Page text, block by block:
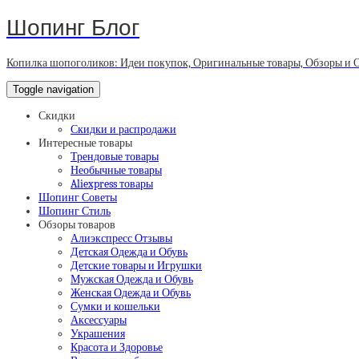
Шопинг Блог
Копилка шопоголиков: Идеи покупок, Оригинальные товары, Обзоры и
Toggle navigation
Скидки
Скидки и распродажи
Интересные товары
Трендовые товары
Необычные товары
Aliexpress товары
Шопинг Советы
Шопинг Стиль
Обзоры товаров
Алиэкспресс Отзывы
Детская Одежда и Обувь
Детские товары и Игрушки
Мужская Одежда и Обувь
Женская Одежда и Обувь
Сумки и кошельки
Аксессуары
Украшения
Красота и Здоровье